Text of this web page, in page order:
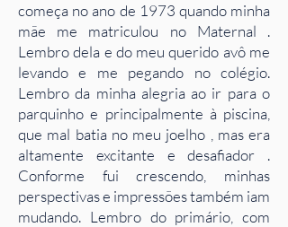
começa no ano de 1973 quando minha
mãe me matriculou no Maternal .
Lembro dela e do meu querido avô me
levando e me pegando no colégio.
Lembro da minha alegria ao ir para o
parquinho e principalmente à piscina,
que mal batia no meu joelho , mas era
altamente excitante e desafiador .
Conforme fui crescendo, minhas
perspectivas e impressões também iam
mudando. Lembro do primário, com